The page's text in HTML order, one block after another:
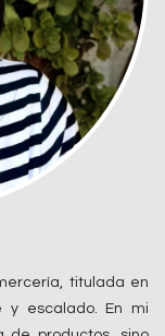
titulada en
y escalado. En mi